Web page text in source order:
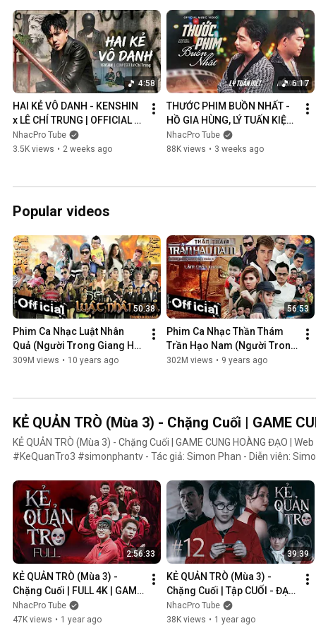
4:58
HAI KẺ VÔ DANH - KENSHIN
x LÊ CHÍ TRUNG | OFFICIAL
MUSIC VIDEO
NhacPro Tube
3.5K views • 2 weeks ago
6:17
THƯỚC PHIM BUỒN NHẤT -
HỒ GIA HÙNG, LÝ TUẤN KIỆT |
OFFICIAL MUSIC VIDEO
NhacPro Tube
88K views • 3 weeks ago
Popular videos
50:38
Phim Ca Nhạc Luật Nhân
Quả (Người Trong Giang Hồ
4) - Lâm Chấn Khang 2016
309M views • 10 years ago
56:53
Phim Ca Nhạc Thần Thám
Trần Hạo Nam (Người Trong
Giang Hồ 5) - Lâm Chấn
302M views • 9 years ago
KẺ QUẢN TRÒ (Mùa 3) - Chặng Cuối | GAME
KẺ QUẢN TRÒ (Mùa 3) - Chặng Cuối | GAME CUNG HOÀNG ĐẠO |
#KeQuanTro3 #simonphantv - Tác giả: Simon Phan - Diễn viên: Simon Phan, Bnat, Huỳnh Nhựt,
hơi hướng của show truyền hình thực tế, nhưng dần trở nên đen tối
người chiến thắng cuối cùng?. Mục đích của KẺ QUẢN TRÒ là gì?. Và
mặt nạ. Tất cả sẽ tiết lộ trong seri web drama KẺ QUẢN TRÒ (Mùa
Huỳnh Nhựt _ Diễn viên Huỳnh Nhựt Bnat _ Ca sĩ Bnat Bảo Ngân _
TikToker Trúc Khánh Duy _ Nghệ sĩ Khánh Duy Simon Phan _ Em trai
2:56:33
KẺ QUẢN TRÒ (Mùa 3) -
Chặng Cuối | FULL 4K | GAME
CUNG HOÀNG ĐẠO || Web
Drama 2025
NhacPro Tube
47K views • 1 year ago
39:39
KẺ QUẢN TRÒ (Mùa 3) -
Chặng Cuối | Tập CUỐI - ĐẠI
KẾT CỤC | GAME CUNG
HOÀNG ĐẠO || Web Drama
NhacPro Tube
38K views • 1 year ago